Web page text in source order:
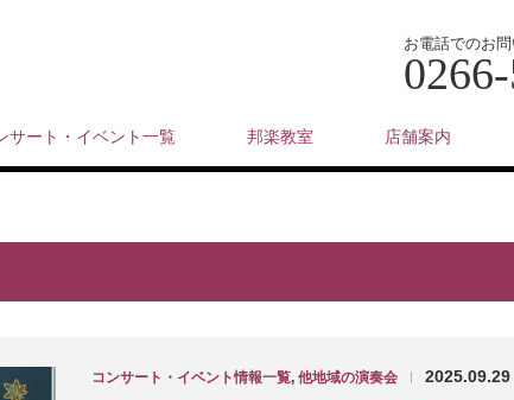
お電話でのお
サート・イベント一覧 邦楽教室 店舗案内
コンサート・イベント情報一覧, 他地域の演奏会 | 2025.09.29